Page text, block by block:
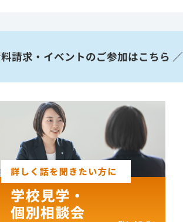
請求・イベントのご参加はこちら ／